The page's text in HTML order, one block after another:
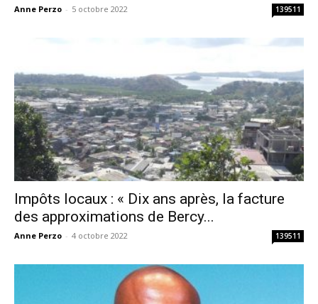
Anne Perzo - 5 octobre 2022 139511
Impôts locaux : « Dix ans après, la facture
des approximations de Bercy...
Anne Perzo - 4 octobre 2022 139511